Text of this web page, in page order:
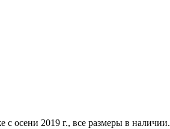
осени 2019 г., все размеры в наличии.